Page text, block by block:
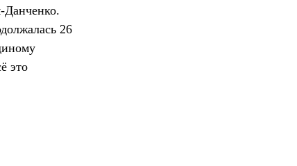
Данченко.
26
это